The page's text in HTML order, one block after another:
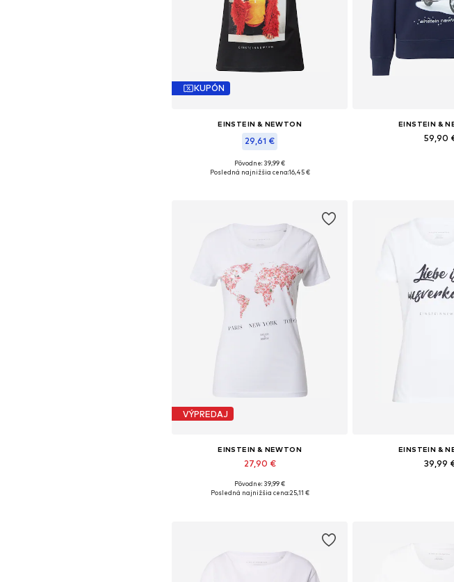
KUPÓN
EINSTEIN & NEWTON
29,61 €
Dostupné veľkosti: L
Pôvodne: 39,99 €
Posledná najnižšia cena:16,45 €
EINSTEIN &
59,90
VÝPREDAJ
EINSTEIN & NEWTON
27,90 €
Dostupné veľkosti: XS, S, M
Pôvodne: 39,99 €
Posledná najnižšia cena:25,11 €
EINSTEIN &
39,99